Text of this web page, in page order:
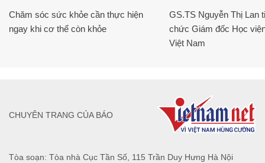
Chăm sóc sức khỏe cần thực hiện
ngay khi cơ thể còn khỏe
GS.TS Nguyễn Thị Lan
chức Giám đốc Học
Việt Nam
Tòa soạn: Tòa nhà Cục Tần Số, 115 Trần Duy Hưng Hà Nội
CHUYÊN TRANG CỦA BÁO